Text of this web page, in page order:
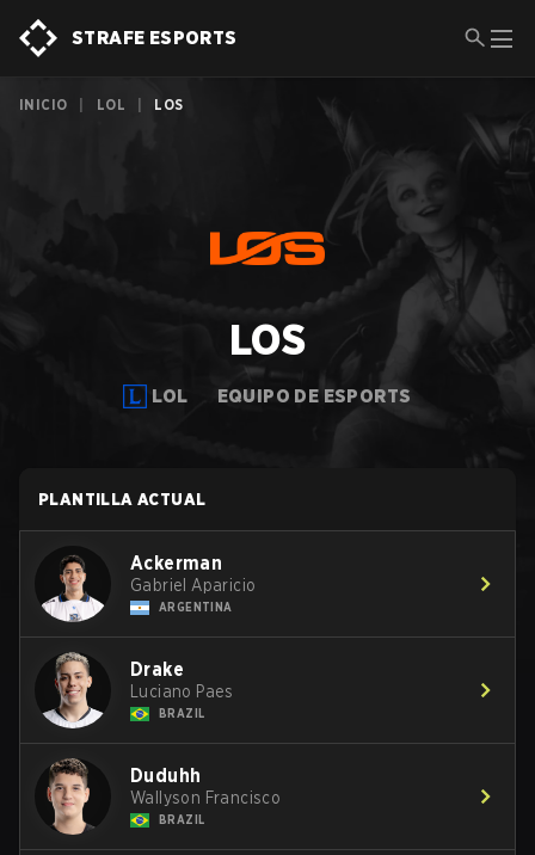
STRAFE ESPORTS
INICIO LOL LOS
LOS
LOL EQUIPO DE ESPORTS
PLANTILLA ACTUAL
Ackerman
Gabriel Aparicio
ARGENTINA
Drake
Luciano Paes
BRAZIL
Duduhh
Wallyson Francisco
BRAZIL